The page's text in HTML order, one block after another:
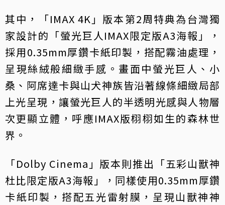
其中，「IMAX 4K」版本第2周特典為台灣獨
家設計的「螢光巨人IMAX限定版A3海報」，
採用0.35mm厚鑽卡紙印製，搭配霧油處理，
呈現絲絨般細緻手感。畫面中螢光巨人、小
桑、阿席達卡與山犬神族皆沿著線條細緻局部
上光呈現，讓螢光巨人的半透明光感與人物層
次更顯立體，呼應IMAX版栩栩如生的森林世
界。
「Dolby Cinema」版本則推出「五彩山獸神
杜比限定版A3海報」，同樣使用0.35mm厚鑽
卡紙印製，搭配五光雷射膜，呈現山獸神神